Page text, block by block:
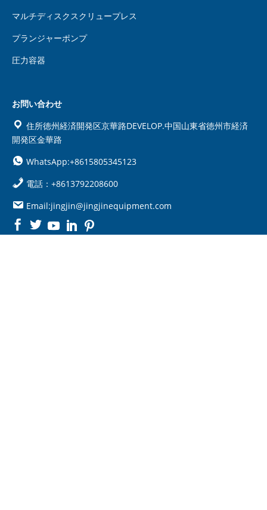
マルチディスクスクリュープレス
プランジャーポンプ
圧力容器
お問い合わせ
住所徳州経済開発区京華路DEVELOP.中国山東省徳州市経済
開発区金華路
WhatsApp:+8615805345123
電話：+8613792208600
Email:jingjin@jingjinequipment.com
 